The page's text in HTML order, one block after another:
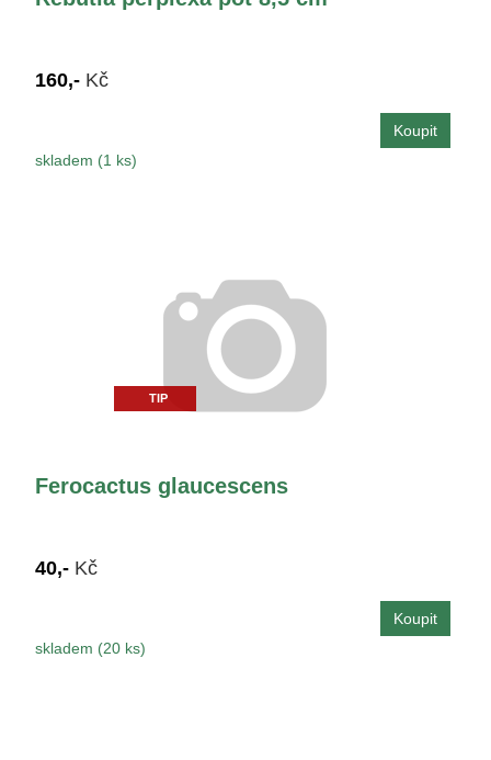
160,- Kč
skladem (1 ks)
TIP
Ferocactus glaucescens
40,- Kč
skladem (20 ks)